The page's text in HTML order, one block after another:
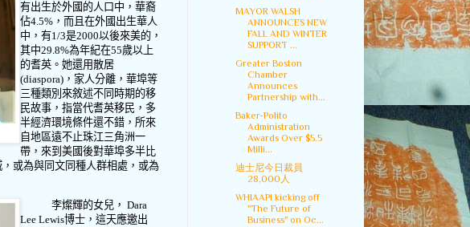
有出生於外國的人口中，華裔
佔4.5% ，而且在外國出生華人
中，有1/3是2000以後來美的，
其中29.8%為年紀在55歲以上
的耆英。她還用散居
(diaspora) ，家人分離，華埠等
三種類別來敘述不同時期的移
民故事，指當代耆英移民，多
半經濟環境條件還不錯，所來
自地區遠不止珠江三角洲一
帶，來到美國後對華埠多半比
或為與同文同種人群相處，或為
李燦輝的女兒， Dara
Lee Lewis博士，這天應邀出
MAYOR WALSH
ANNOUNCES NEW
FALL AND WINTER
SUPPORT ...
Greater Boston
Chamber
Announces
Partnership with...
Baker-Polito
Administration
Awards Over $5.5
Milli...
迪士尼今日裁員
28,000人
WHIAAPI kicking off
"The Future of
Business" on Oc...